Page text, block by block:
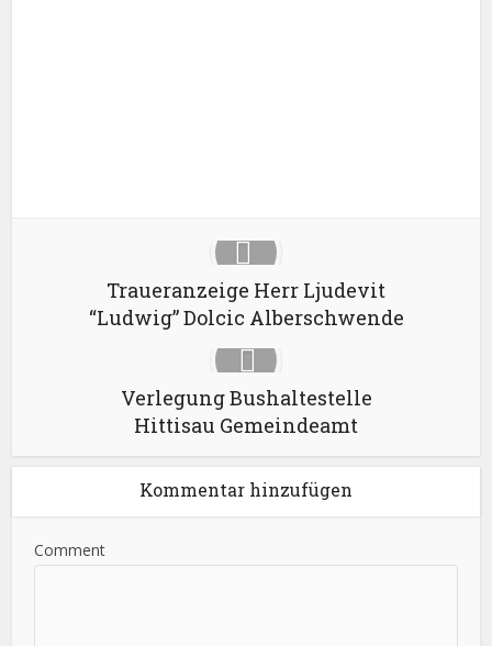
Traueranzeige Herr Ljudevit
“Ludwig” Dolcic Alberschwende
Verlegung Bushaltestelle
Hittisau Gemeindeamt
Kommentar hinzufügen
Comment